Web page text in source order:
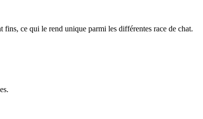
ce qui le rend unique parmi les différentes race de chat.